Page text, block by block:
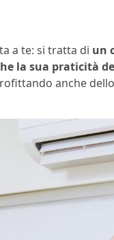
a te: si tratta di un
la sua praticità
anche